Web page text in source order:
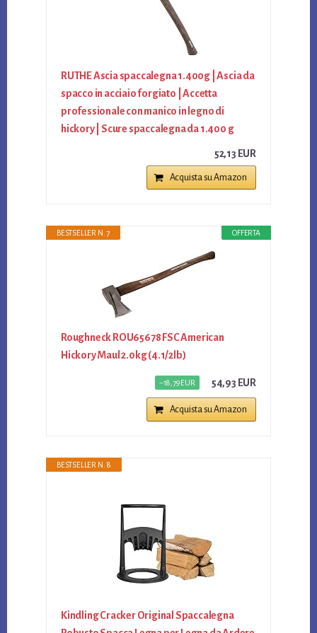
RUTHE Ascia spaccalegna 1.400g | Ascia da
spacco in acciaio forgiato | Accetta
professionale con manico in legno di
hickory | Scure spaccalegna da 1.400 g
52,13 EUR
Acquista su Amazon
OFFERTA
BESTSELLER N. 7
Roughneck ROU65678 FSC American
Hickory Maul 2.0kg (4.1/2lb)
−18,79 EUR 54,93 EUR
Acquista su Amazon
BESTSELLER N. 8
Kindling Cracker Original Spaccalegna